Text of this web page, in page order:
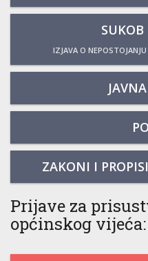
SUKOB
IZJAVA O
ZAKONI I
Prijave za
općinskog vijeća: